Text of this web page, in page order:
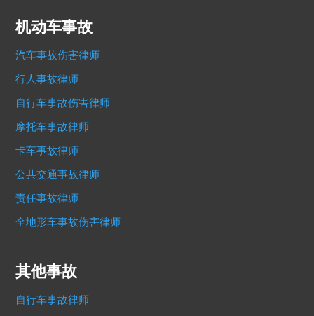
机动车事故
汽车事故伤害律师
行人事故律师
自行车事故伤害律师
摩托车事故律师
卡车事故律师
公共交通事故律师
责任事故律师
全地形车事故伤害律师
其他事故
自行车事故律师